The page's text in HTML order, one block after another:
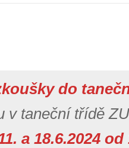
do
v taneční třídě
a 18.6.2024